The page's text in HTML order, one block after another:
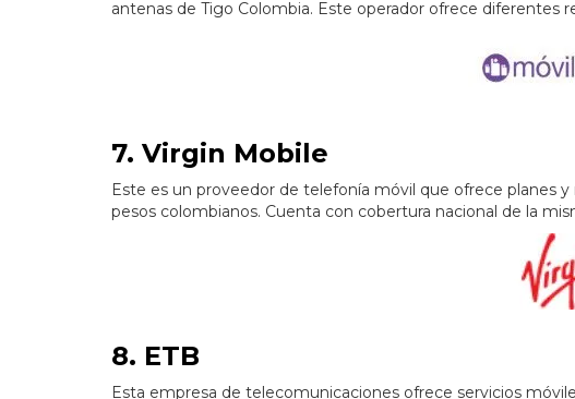
antenas de Tigo Colombia. Este operador ofrece diferentes
7. Virgin Mobile
Este es un proveedor de telefonía móvil que ofrece planes
pesos colombianos. Cuenta con cobertura nacional de la
8. ETB
Esta empresa de telecomunicaciones ofrece servicios